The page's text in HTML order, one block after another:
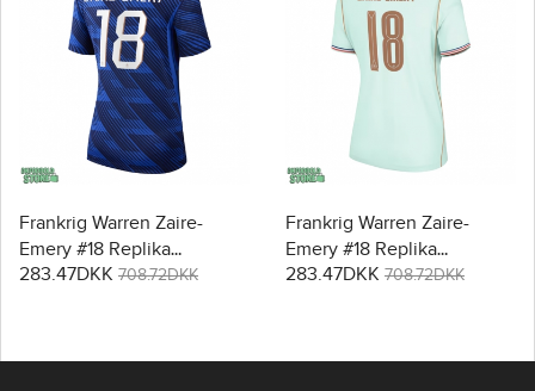
Frankrig Warren Zaire-
Emery #18 Replika
Hjemmebanetrøje Dame
283.47DKK 708.72DKK
Frankrig Warren Zaire-
Emery #18 Replika
Udebanetrøje Dame VM
283.47DKK 708.72DKK